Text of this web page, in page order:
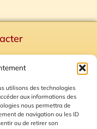
utilisons des technologies
aux informations des
nous permettra de
de navigation ou les ID
ou de retirer son
Plan du site